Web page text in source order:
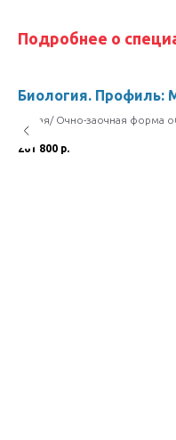
Подробнее о
Биология. Профиль:
Очная/ Очно-заочная форма
261 800 р.